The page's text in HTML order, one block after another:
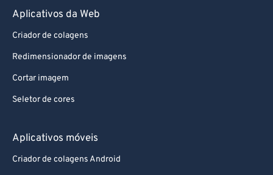
Aplicativos da Web
Criador de colagens
Redimensionador de imagens
Cortar imagem
Seletor de cores
Aplicativos móveis
Criador de colagens Android